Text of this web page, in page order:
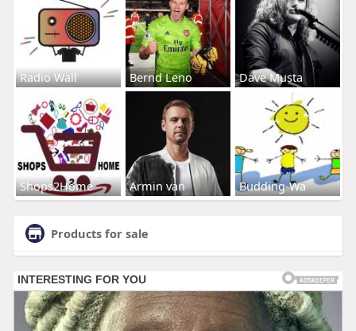
Radio Wall Bernd Leno Dave Musta
Shops2Home Armin van Budding-Wa
Products for sale